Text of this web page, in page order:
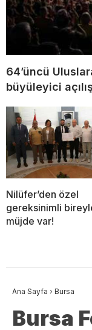
64’üncü
büyüleyici açılış
Nilüfer’den özel
gereksinimli
müjde var!
Ana Sayfa › Bursa
Bursa